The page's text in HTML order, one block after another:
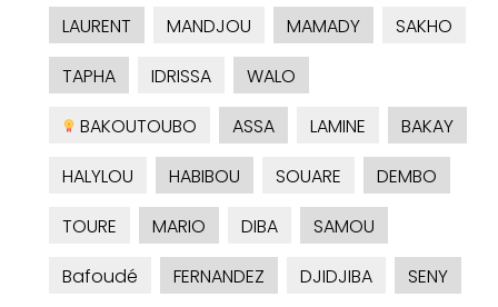
LAURENT
MANDJOU MAMADY
SAKHO
TAPHA
IDRISSA
WALO
BAKOUTOUBO
ASSA LAMINE
BAKAY
HALYLOU
HABIBOU SOUARE
DEMBO
TOURE
MARIO DIBA
SAMOU
Bafoudé
FERNANDEZ DJIDJIBA
SENY